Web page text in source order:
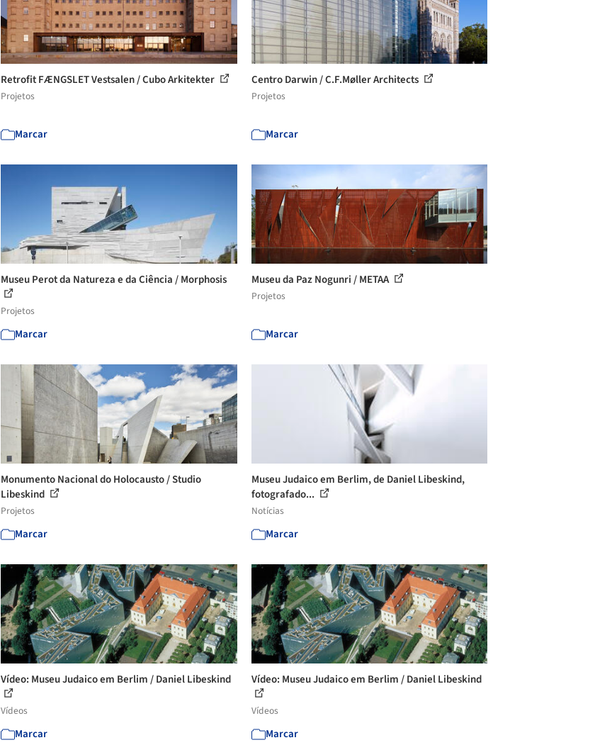
Retrofit FÆNGSLET Vestsalen / Cubo Arkitekter
Projetos
Marcar
Centro Darwin / C.F.Møller Architects
Projetos
Marcar
Museu Perot da Natureza e da Ciência / Morphosis
Projetos
Marcar
Museu da Paz Nogunri / METAA
Projetos
Marcar
Monumento Nacional do Holocausto / Studio
Libeskind
Projetos
Marcar
Museu Judaico em Berlim, de Daniel Libeskind,
fotografado...
Notícias
Marcar
Vídeo: Museu Judaico em Berlim / Daniel Libeskind
Vídeos
Marcar
Vídeo: Museu Judaico em Berlim / Daniel Libeskind
Vídeos
Marcar